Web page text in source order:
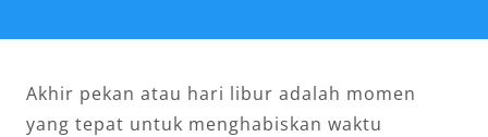
Akhir pekan atau hari libur adalah momen
yang tepat untuk menghabiskan waktu